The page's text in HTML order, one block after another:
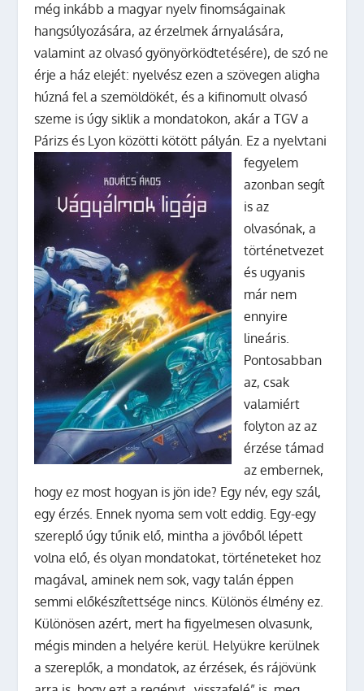
még inkább a magyar nyelv finomságainak
hangsúlyozására, az érzelmek árnyalására,
valamint az olvasó gyönyörködtetésére), de szó ne
érje a ház elejét: nyelvész ezen a szövegen aligha
húzná fel a szemöldökét, és a kifinomult olvasó
szeme is úgy siklik a mondatokon, akár a TGV a
Párizs és Lyon közötti kötött pályán. Ez a nyelvtani
fegyelem
azonban segít
is az
olvasónak, a
történetvezet
és ugyanis
már nem
ennyire
lineáris.
Pontosabban
az, csak
valamiért
folyton az az
érzése támad
az embernek,
hogy ez most hogyan is jön ide? Egy név, egy szál,
egy érzés. Ennek nyoma sem volt eddig. Egy-egy
szereplő úgy tűnik elő, mintha a jövőből lépett
volna elő, és olyan mondatokat, történeteket hoz
magával, aminek nem sok, vagy talán éppen
semmi előkészítettsége nincs. Különös élmény ez.
Különösen azért, mert ha figyelmesen olvasunk,
mégis minden a helyére kerül. Helyükre kerülnek
a szereplők, a mondatok, az érzések, és rájövünk